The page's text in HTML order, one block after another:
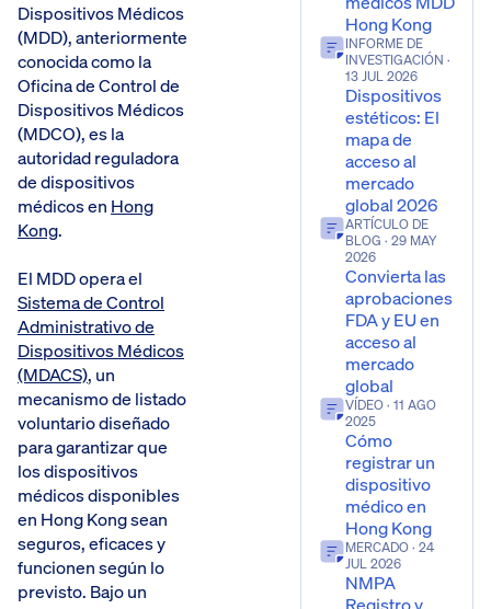
Dispositivos Médicos
(MDD), anteriormente
conocida como la
Oficina de Control de
Dispositivos Médicos
(MDCO), es la
autoridad reguladora
de dispositivos
médicos en Hong
Kong.
El MDD opera el
Sistema de Control
Administrativo de
Dispositivos Médicos
(MDACS), un
mecanismo de listado
voluntario diseñado
para garantizar que
los dispositivos
médicos disponibles
en Hong Kong sean
seguros, eficaces y
funcionen según lo
previsto. Bajo un
Hong Kong
INFORME DE
INVESTIGACIÓN ·
13 JUL 2026
Dispositivos
estéticos: El
mapa de
acceso al
mercado
global 2026
ARTÍCULO DE
BLOG · 29 MAY
2026
Convierta las
aprobaciones
FDA y EU en
acceso al
mercado
global
VÍDEO · 11 AGO
2025
Cómo
registrar un
dispositivo
médico en
Hong Kong
MERCADO · 24
JUL 2026
NMPA